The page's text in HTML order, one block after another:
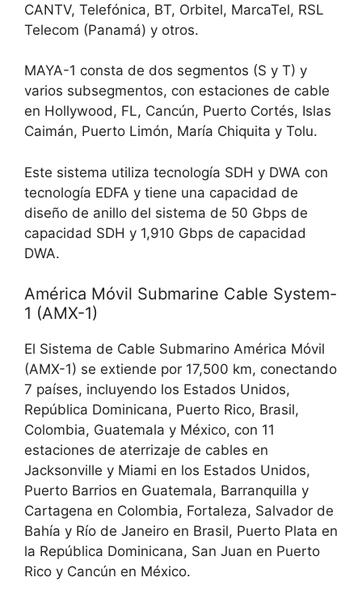
CANTV, Telefónica, BT, Orbitel, MarcaTel, RSL
Telecom (Panamá) y otros.
MAYA-1 consta de dos segmentos (S y T) y
varios subsegmentos, con estaciones de cable
en Hollywood, FL, Cancún, Puerto Cortés, Islas
Caimán, Puerto Limón, María Chiquita y Tolu.
Este sistema utiliza tecnología SDH y DWA con
tecnología EDFA y tiene una capacidad de
diseño de anillo del sistema de 50 Gbps de
capacidad SDH y 1,910 Gbps de capacidad
DWA.
América Móvil Submarine Cable System-
1 (AMX-1)
El Sistema de Cable Submarino América Móvil
(AMX-1) se extiende por 17,500 km, conectando
7 países, incluyendo los Estados Unidos,
República Dominicana, Puerto Rico, Brasil,
Colombia, Guatemala y México, con 11
estaciones de aterrizaje de cables en
Jacksonville y Miami en los Estados Unidos,
Puerto Barrios en Guatemala, Barranquilla y
Cartagena en Colombia, Fortaleza, Salvador de
Bahía y Río de Janeiro en Brasil, Puerto Plata en
la República Dominicana, San Juan en Puerto
Rico y Cancún en México.